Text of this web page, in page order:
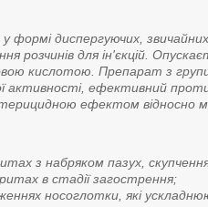
формі диспергуючих,
розчинів для ін'єкцій.
кислотою. Препарат з
активності, ефективний
ефектом відносно
з набряком пазух,
в стадії загострення;
носоглотки, які